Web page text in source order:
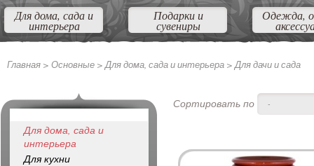
Для дома, сада и
интерьера
Подарки и
сувениры
Одежда,
Главная > Основные >Для дома, сада и интерьера >Для дачи и сада
Сортировать по -
Для дома, сада и
интерьера
Для кухни